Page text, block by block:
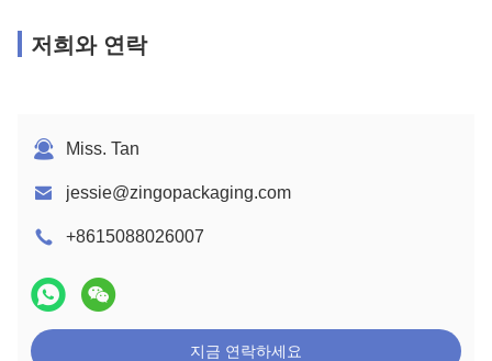
저희와 연락
Miss. Tan
jessie@zingopackaging.com
+8615088026007
지금 연락하세요